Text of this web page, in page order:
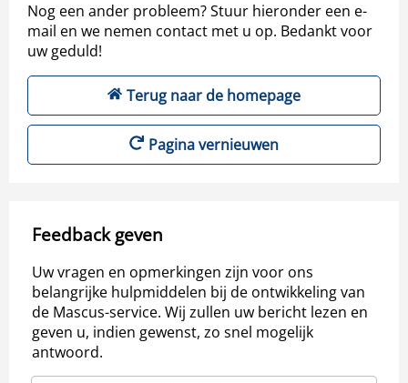
Nog een ander probleem? Stuur hieronder een e-
mail en we nemen contact met u op. Bedankt voor
uw geduld!
Terug naar de homepage
Pagina vernieuwen
Feedback geven
Uw vragen en opmerkingen zijn voor ons
belangrijke hulpmiddelen bij de ontwikkeling van
de Mascus-service. Wij zullen uw bericht lezen en
geven u, indien gewenst, zo snel mogelijk
antwoord.